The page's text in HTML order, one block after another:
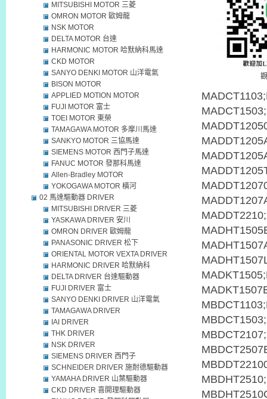
MITSUBISHI MOTOR 三菱
OMRON MOTOR 歐姆龍
NSK MOTOR
DELTA MOTOR 台達
HARMONIC MOTOR 哈默納科馬達
CKD MOTOR
SANYO DENKI MOTOR 山洋電氣
BISON MOTOR
APPLIED MOTION MOTOR
FUJI MOTOR 富士
TOEI MOTOR 東榮
TAMAGAWA MOTOR 多摩川馬達
SANKYO MOTOR 三協馬達
SIEMENS MOTOR 西門子馬達
FANUC MOTOR 發那科馬達
Allen-Bradley MOTOR
YOKOGAWA MOTOR 橫河
02 馬達驅動器 DRIVER
MITSUBISHI DRIVER 三菱
YASKAWA DRIVER 安川
OMRON DRIVER 歐姆龍
PANASONIC DRIVER 松下
ORIENTAL MOTOR VEXTA DRIVER
HARMONIC DRIVER 哈默納科
DELTA DRIVER 台達驅動器
FUJI DRIVER 富士
SANYO DENKI DRIVER 山洋電氣
TAMAGAWA DRIVER
IAI DRIVER
THK DRIVER
NSK DRIVER
SIEMENS DRIVER 西門子
SCHNEIDER DRIVER 施耐德驅動器
YAMAHA DRIVER 山葉驅動器
CKD DRIVER 喜開理驅動器